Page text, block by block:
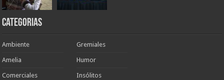
Categorias
Ambiente
Amelia
Comerciales
Gremiales
Humor
Insólitos